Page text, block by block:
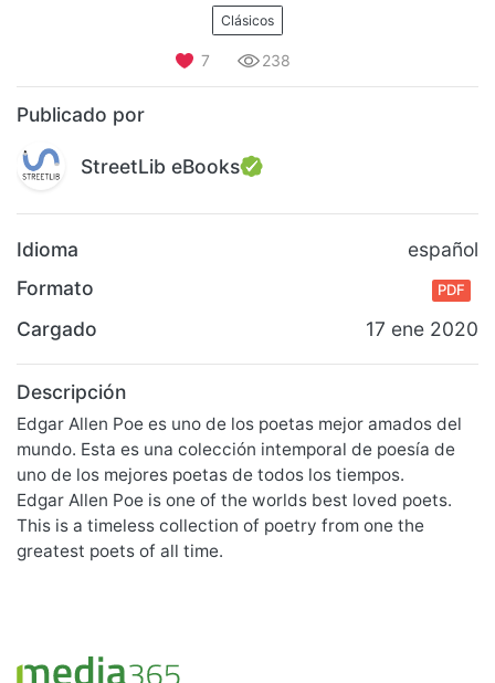
Clásicos
7 238
Publicado por
StreetLib eBooks
Idioma
español
Formato
PDF
Cargado 17 ene 2020
Descripción
Edgar Allen Poe es uno de los poetas mejor amados del
mundo. Esta es una colección intemporal de poesía de
uno de los mejores poetas de todos los tiempos.
Edgar Allen Poe is one of the worlds best loved poets.
This is a timeless collection of poetry from one the
greatest poets of all time.